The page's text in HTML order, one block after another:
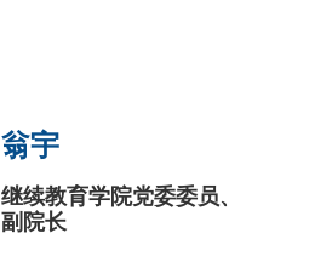
翁宇
继续教育学院党委委员、
副院长